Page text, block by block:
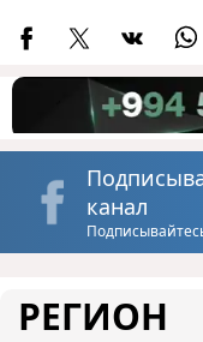
канал
РЕГИОН